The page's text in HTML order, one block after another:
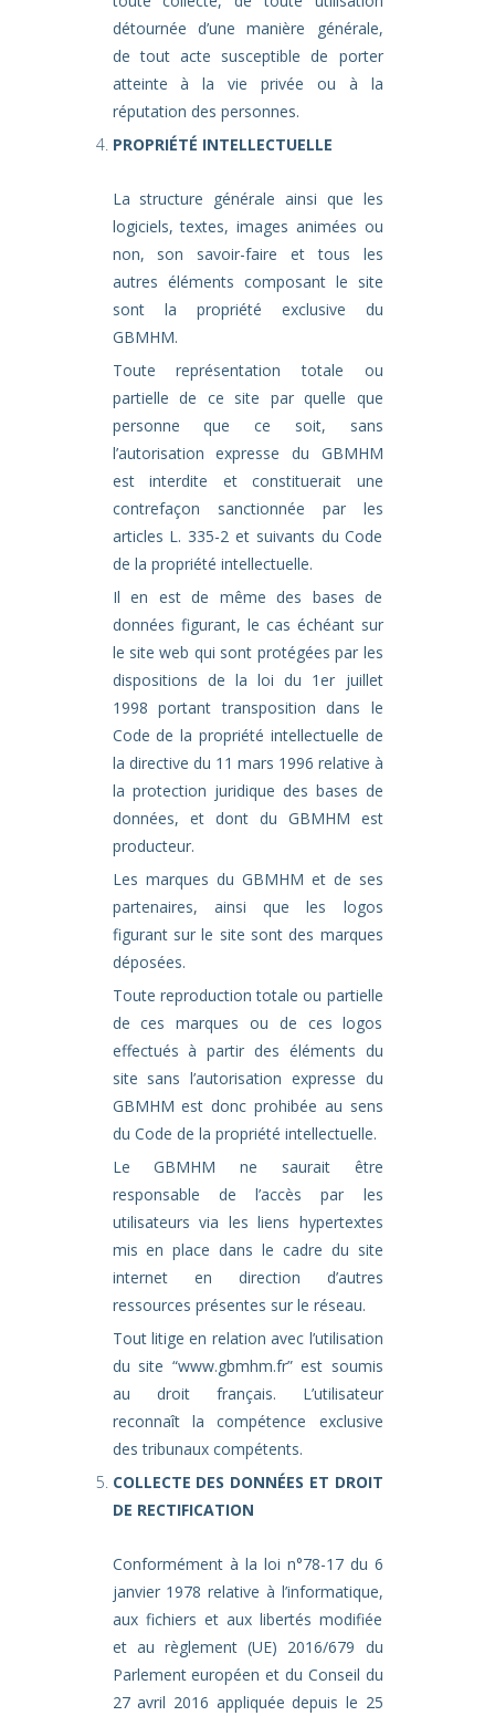
détournée d’une manière générale,
de tout acte susceptible de porter
atteinte à la vie privée ou à la
réputation des personnes.
PROPRIÉTÉ INTELLECTUELLE
La structure générale ainsi que les
logiciels, textes, images animées ou
non, son savoir-faire et tous les
autres éléments composant le site
sont la propriété exclusive du
GBMHM.
Toute représentation totale ou
partielle de ce site par quelle que
personne que ce soit, sans
l’autorisation expresse du GBMHM
est interdite et constituerait une
contrefaçon sanctionnée par les
articles L. 335-2 et suivants du Code
de la propriété intellectuelle.
Il en est de même des bases de
données figurant, le cas échéant sur
le site web qui sont protégées par les
dispositions de la loi du 1er juillet
1998 portant transposition dans le
Code de la propriété intellectuelle de
la directive du 11 mars 1996 relative à
la protection juridique des bases de
données, et dont du GBMHM est
producteur.
Les marques du GBMHM et de ses
partenaires, ainsi que les logos
figurant sur le site sont des marques
déposées.
Toute reproduction totale ou partielle
de ces marques ou de ces logos
effectués à partir des éléments du
site sans l’autorisation expresse du
GBMHM est donc prohibée au sens
du Code de la propriété intellectuelle.
Le GBMHM ne saurait être
responsable de l’accès par les
utilisateurs via les liens hypertextes
mis en place dans le cadre du site
internet en direction d’autres
ressources présentes sur le réseau.
Tout litige en relation avec l’utilisation
du site “www.gbmhm.fr” est soumis
au droit français. L’utilisateur
reconnaît la compétence exclusive
des tribunaux compétents.
COLLECTE DES DONNÉES ET DROIT
DE RECTIFICATION
Conformément à la loi n°78-17 du 6
janvier 1978 relative à l’informatique,
aux fichiers et aux libertés modifiée
et au règlement (UE) 2016/679 du
Parlement européen et du Conseil du
27 avril 2016 appliquée depuis le 25